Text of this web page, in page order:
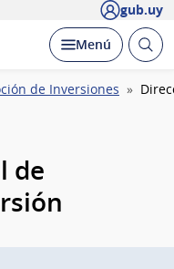
gub.uy
Desplegar
Menú Abrir
de Inversiones
de